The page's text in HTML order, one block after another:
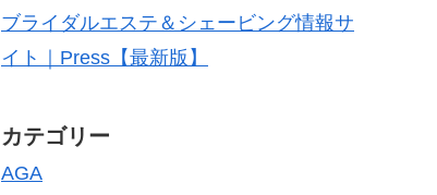
ブライダルエステ＆シェービング情報サ
イト｜Press【最新版】
カテゴリー
AGA